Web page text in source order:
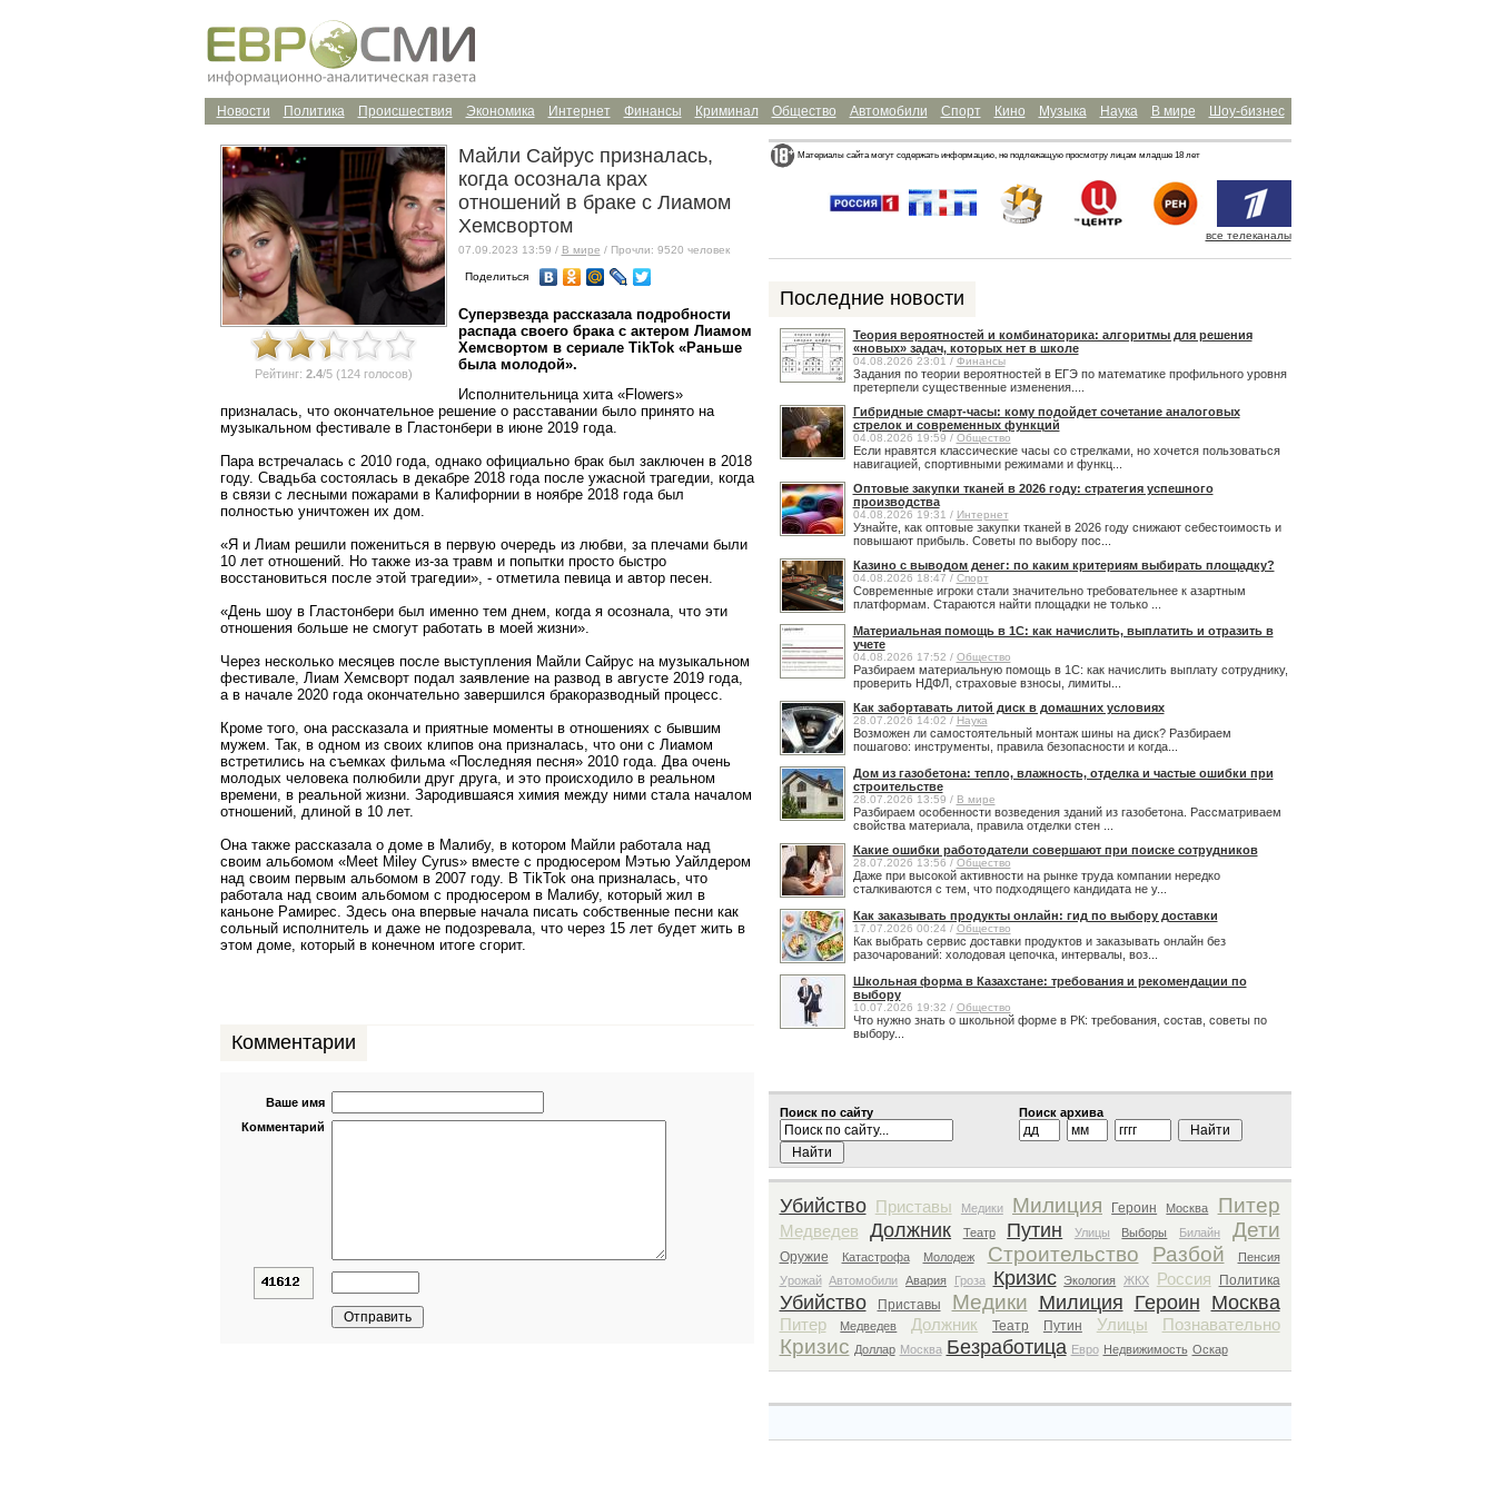
Шоу-бизнес
В мире
Наука
Музыка
Кино
Спорт
Автомобили
Общество
Криминал
Финансы
Интернет
Экономика
Происшествия
Политика
Новости
Рейтинг: 2.4/5 (124 голосов)
Майли Сайрус призналась,
когда осознала крах
отношений в браке с Лиамом
Хемсвортом
07.09.2023 13:59 / В мире / Прочли: 9520 человек
Поделиться
Суперзвезда рассказала подробности
распада своего брака с актером Лиамом
Хемсвортом в сериале TikTok «Раньше
была молодой».
Исполнительница хита «Flowers»
призналась, что окончательное решение о расставании было принято на
музыкальном фестивале в Гластонбери в июне 2019 года.
Пара встречалась с 2010 года, однако официально брак был заключен в 2018
году. Свадьба состоялась в декабре 2018 года после ужасной трагедии, когда
в связи с лесными пожарами в Калифорнии в ноябре 2018 года был
полностью уничтожен их дом.
«Я и Лиам решили пожениться в первую очередь из любви, за плечами были
10 лет отношений. Но также из-за травм и попытки просто быстро
восстановиться после этой трагедии», - отметила певица и автор песен.
«День шоу в Гластонбери был именно тем днем, когда я осознала, что эти
отношения больше не смогут работать в моей жизни».
Через несколько месяцев после выступления Майли Сайрус на музыкальном
фестивале, Лиам Хемсворт подал заявление на развод в августе 2019 года,
а в начале 2020 года окончательно завершился бракоразводный процесс.
Кроме того, она рассказала и приятные моменты в отношениях с бывшим
мужем. Так, в одном из своих клипов она призналась, что они с Лиамом
встретились на съемках фильма «Последняя песня» 2010 года. Два очень
молодых человека полюбили друг друга, и это происходило в реальном
времени, в реальной жизни. Зародившаяся химия между ними стала началом
отношений, длиной в 10 лет.
Она также рассказала о доме в Малибу, в котором Майли работала над
своим альбомом «Meet Miley Cyrus» вместе с продюсером Мэтью Уайлдером
над своим первым альбомом в 2007 году. В TikTok она призналась, что
работала над своим альбомом с продюсером в Малибу, который жил в
каньоне Рамирес. Здесь она впервые начала писать собственные песни как
сольный исполнитель и даже не подозревала, что через 15 лет будет жить в
этом доме, который в конечном итоге сгорит.
Комментарии
Ваше имя
Комментарий
Материалы сайта могут содержать информацию, не подлежащую просмотру лицам младше 18 лет
все телеканалы
Последние новости
Теория вероятностей и комбинаторика: алгоритмы для решения
«новых» задач, которых нет в школе
04.08.2026 23:01 / Финансы
Задания по теории вероятностей в ЕГЭ по математике профильного уровня
претерпели существенные изменения....
Гибридные смарт-часы: кому подойдет сочетание аналоговых
стрелок и современных функций
04.08.2026 19:59 / Общество
Если нравятся классические часы со стрелками, но хочется пользоваться
навигацией, спортивными режимами и функц...
Оптовые закупки тканей в 2026 году: стратегия успешного
производства
04.08.2026 19:31 / Интернет
Узнайте, как оптовые закупки тканей в 2026 году снижают себестоимость и
повышают прибыль. Советы по выбору пос...
Казино с выводом денег: по каким критериям выбирать площадку?
04.08.2026 18:47 / Спорт
Современные игроки стали значительно требовательнее к азартным
платформам. Стараются найти площадки не только ...
Материальная помощь в 1С: как начислить, выплатить и отразить в
учете
04.08.2026 17:52 / Общество
Разбираем материальную помощь в 1С: как начислить выплату сотруднику,
проверить НДФЛ, страховые взносы, лимиты...
Как забортавать литой диск в домашних условиях
28.07.2026 14:02 / Наука
Возможен ли самостоятельный монтаж шины на диск? Разбираем
пошагово: инструменты, правила безопасности и когда...
Дом из газобетона: тепло, влажность, отделка и частые ошибки при
строительстве
28.07.2026 13:59 / В мире
Разбираем особенности возведения зданий из газобетона. Рассматриваем
свойства материала, правила отделки стен ...
Какие ошибки работодатели совершают при поиске сотрудников
28.07.2026 13:56 / Общество
Даже при высокой активности на рынке труда компании нередко
сталкиваются с тем, что подходящего кандидата не у...
Как заказывать продукты онлайн: гид по выбору доставки
17.07.2026 00:24 / Общество
Как выбрать сервис доставки продуктов и заказывать онлайн без
разочарований: холодовая цепочка, интервалы, воз...
Школьная форма в Казахстане: требования и рекомендации по
выбору
10.07.2026 19:32 / Общество
Что нужно знать о школьной форме в РК: требования, состав, советы по
выбору...
Поиск по сайту Поиск архива
Убийство Приставы Медики Милиция Героин Москва Питер
Медведев Должник Театр Путин Улицы Выборы Билайн Дети
Оружие Катастрофа Молодеж Строительство Разбой
Пенсия
Урожай Автомобили Авария Гроза Кризис Экология ЖКХ Россия Политика
Убийство Приставы Медики Милиция Героин Москва
Питер Медведев Должник Театр Путин Улицы Познавательно
Кризис Доллар Москва Безработица Евро Недвижимость Оскар